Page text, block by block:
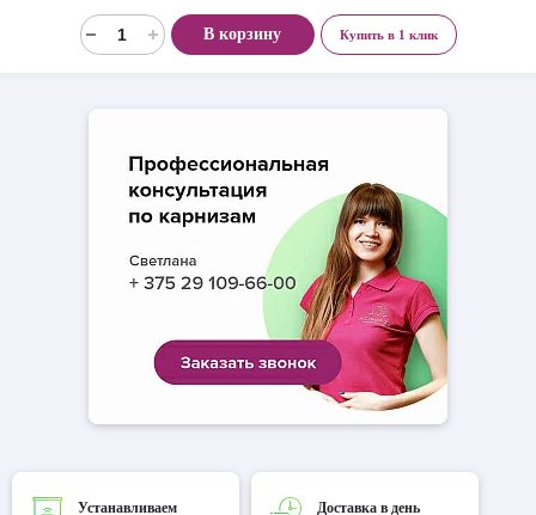
В корзину Купить в 1 клик
Устанавливаем
Доставка в день